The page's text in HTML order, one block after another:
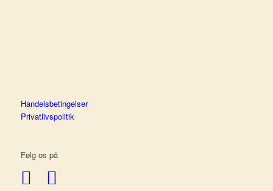
Handelsbetingelser
Privatlivspolitik
Følg os på